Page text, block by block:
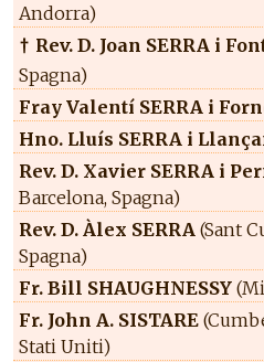
Andorra)
† Rev. D. Joan SERRA i
Spagna)
Fray Valentí SERRA i
Hno. Lluís SERRA i
Rev. D. Xavier SERRA i
Barcelona, Spagna)
Rev. D. Àlex SERRA (Sant
Spagna)
Fr. Bill SHAUGHNESSY
Fr. John A. SISTARE
Stati Uniti)